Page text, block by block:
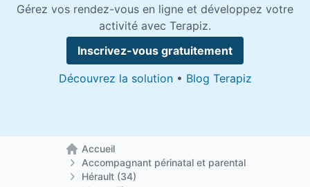
Gérez vos rendez-vous en ligne et développez votre
activité avec Terapiz.
Inscrivez-vous gratuitement
Découvrez la solution• Blog Terapiz
Accueil
Retour à la page d'accueil
Accompagnant périnatal et parental
Hérault (34)